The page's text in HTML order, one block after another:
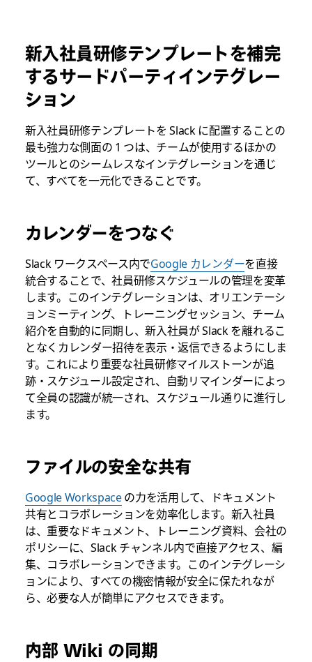
新入社員研修テンプレートを補完
するサードパーティインテグレー
ション
新入社員研修テンプレートを Slack に配置することの
最も強力な側面の 1 つは、チームが使用するほかの
ツールとのシームレスなインテグレーションを通じ
て、すべてを一元化できることです。
カレンダーをつなぐ
Slack ワークスペース内でGoogle カレンダーを直接
統合することで、社員研修スケジュールの管理を変革
します。このインテグレーションは、オリエンテーシ
ョンミーティング、トレーニングセッション、チーム
紹介を自動的に同期し、新入社員が Slack を離れるこ
となくカレンダー招待を表示・返信できるようにしま
す。これにより重要な社員研修マイルストーンが追
跡・スケジュール設定され、自動リマインダーによっ
て全員の認識が統一され、スケジュール通りに進行し
ます。
ファイルの安全な共有
Google Workspaceの力を活用して、
ドキュメント
共有とコラボレーションを効率化します。新入社員
は、重要なドキュメント、トレーニング資料、会社の
ポリシーに、Slack チャンネル内で直接アクセス、編
集、コラボレーションできます。このインテグレーシ
ョンにより、すべての機密情報が安全に保たれなが
ら、必要な人が簡単にアクセスできます。
内部 Wiki の同期